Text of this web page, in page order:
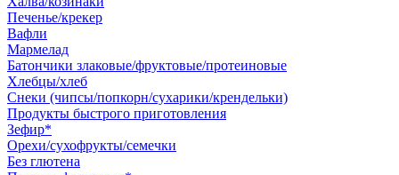
Печенье/крекер
Вафли
Мармелад
Батончики злаковые/фруктовые/протеиновые
Хлебцы/хлеб
Снеки (чипсы/попкорн/сухарики/крендельки)
Продукты быстрого приготовления
Зефир*
Орехи/сухофрукты/семечки
Без глютена